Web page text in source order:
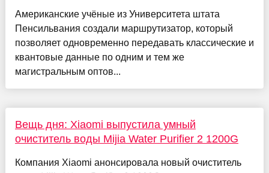
Американские учёные из Университета штата
Пенсильвания создали маршрутизатор, который
позволяет одновременно передавать классические и
квантовые данные по одним и тем же
магистральным оптов...
Вещь дня: Xiaomi выпустила умный
очиститель воды Mijia Water Purifier 2 1200G
Компания Xiaomi анонсировала новый очиститель